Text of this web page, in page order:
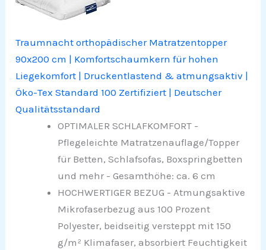
Traumnacht orthopädischer Matratzentopper
90x200 cm | Komfortschaumkern für hohen
Liegekomfort | Druckentlastend & atmungsaktiv |
Öko-Tex Standard 100 Zertifiziert | Deutscher
Qualitätsstandard
OPTIMALER SCHLAFKOMFORT -
Pflegeleichte Matratzenauflage/Topper
für Betten, Schlafsofas, Boxspringbetten
und mehr - Gesamthöhe: ca. 6 cm
HOCHWERTIGER BEZUG - Atmungsaktive
Mikrofaserbezug aus 100 Prozent
Polyester, beidseitig versteppt mit 150
g/m² Klimafaser, absorbiert Feuchtigkeit